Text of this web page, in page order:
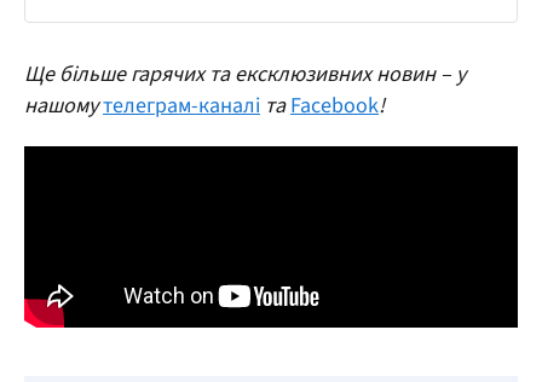
Ще більше гарячих та ексклюзивних новин – у
нашомутелеграм-каналі таFacebook!